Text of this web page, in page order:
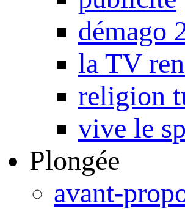
démago
la TV
religion
vive le
Plongée
avant-